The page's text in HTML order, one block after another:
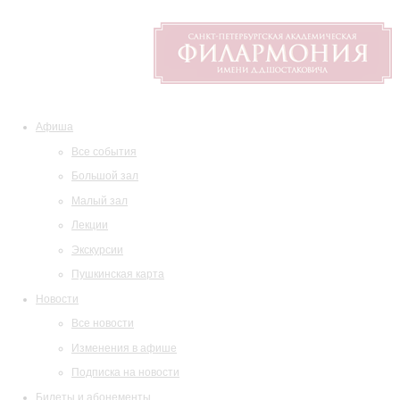
Афиша
Все события
Большой зал
Малый зал
Лекции
Экскурсии
Пушкинская карта
Новости
Все новости
Изменения в афише
Подписка на новости
Билеты и абонементы